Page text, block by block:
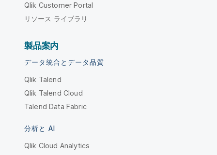
Qlik Customer Portal
リソース ライブラリ
製品案内
データ統合とデータ品質
Qlik Talend
Qlik Talend Cloud
Talend Data Fabric
分析と AI
Qlik Cloud Analytics